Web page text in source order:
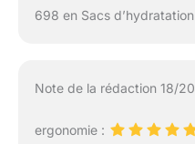
698 en Sacs d’hydratation
Note de la rédaction 18/20
ergonomie :